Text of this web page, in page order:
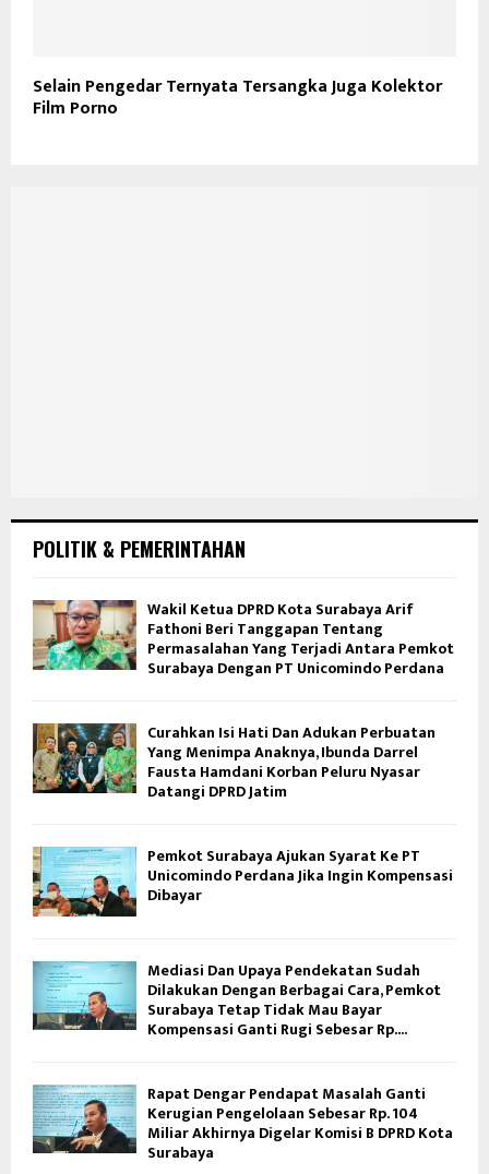
Selain Pengedar Ternyata Tersangka Juga Kolektor
Film Porno
POLITIK & PEMERINTAHAN
Wakil Ketua DPRD Kota Surabaya Arif
Fathoni Beri Tanggapan Tentang
Permasalahan Yang Terjadi Antara Pemkot
Surabaya Dengan PT Unicomindo Perdana
Curahkan Isi Hati Dan Adukan Perbuatan
Yang Menimpa Anaknya, Ibunda Darrel
Fausta Hamdani Korban Peluru Nyasar
Datangi DPRD Jatim
Pemkot Surabaya Ajukan Syarat Ke PT
Unicomindo Perdana Jika Ingin Kompensasi
Dibayar
Mediasi Dan Upaya Pendekatan Sudah
Dilakukan Dengan Berbagai Cara, Pemkot
Surabaya Tetap Tidak Mau Bayar
Kompensasi Ganti Rugi Sebesar Rp....
Rapat Dengar Pendapat Masalah Ganti
Kerugian Pengelolaan Sebesar Rp. 104
Miliar Akhirnya Digelar Komisi B DPRD Kota
Surabaya